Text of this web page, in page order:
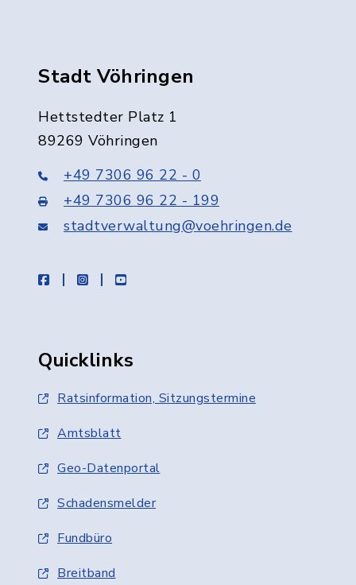
Stadt Vöhringen
Hettstedter Platz 1
89269 Vöhringen
+49 7306 96 22 - 0
+49 7306 96 22 - 199
stadtverwaltung@voehringen.de
facebookinstagramyoutube
Quicklinks
Ratsinformation, Sitzungstermine
Amtsblatt
Geo-Datenportal
Schadensmelder
Fundbüro
Breitband